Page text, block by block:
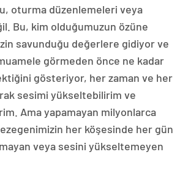
oturma düzenlemeleri veya
Bu, kim olduğumuzun özüne
savunduğu değerlere gidiyor ve
görmeden önce ne kadar
gösteriyor, her zaman ve her
sesimi yükseltebilirim ve
Ama yapamayan milyonlarca
her köşesinde her gün
veya sesini yükseltemeyen